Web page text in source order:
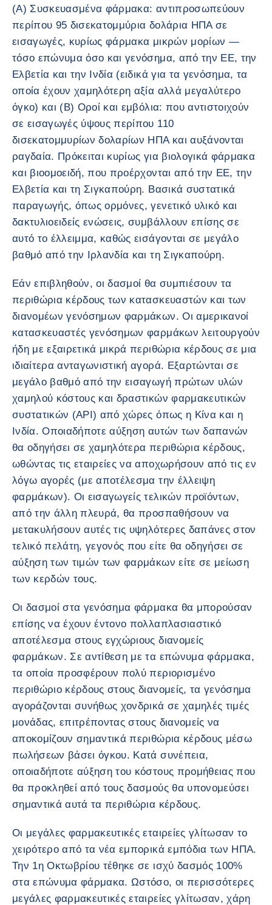
(Α) Συσκευασμένα φάρμακα: αντιπροσωπεύουν
περίπου 95 δισεκατομμύρια δολάρια ΗΠΑ σε
εισαγωγές, κυρίως φάρμακα μικρών μορίων —
τόσο επώνυμα όσο και γενόσημα, από την ΕΕ, την
Ελβετία και την Ινδία (ειδικά για τα γενόσημα, τα
οποία έχουν χαμηλότερη αξία αλλά μεγαλύτερο
όγκο) και (Β) Οροί και εμβόλια: που αντιστοιχούν
σε εισαγωγές ύψους περίπου 110
δισεκατομμυρίων δολαρίων ΗΠΑ και αυξάνονται
ραγδαία. Πρόκειται κυρίως για βιολογικά φάρμακα
και βιοομοειδή, που προέρχονται από την ΕΕ, την
Ελβετία και τη Σιγκαπούρη. Βασικά συστατικά
παραγωγής, όπως ορμόνες, γενετικό υλικό και
δακτυλιοειδείς ενώσεις, συμβάλλουν επίσης σε
αυτό το έλλειμμα, καθώς εισάγονται σε μεγάλο
βαθμό από την Ιρλανδία και τη Σιγκαπούρη.
Εάν επιβληθούν, οι δασμοί θα συμπιέσουν τα
περιθώρια κέρδους των κατασκευαστών και των
διανομέων γενόσημων φαρμάκων. Οι αμερικανοί
κατασκευαστές γενόσημων φαρμάκων λειτουργούν
ήδη με εξαιρετικά μικρά περιθώρια κέρδους σε μια
ιδιαίτερα ανταγωνιστική αγορά. Εξαρτώνται σε
μεγάλο βαθμό από την εισαγωγή πρώτων υλών
χαμηλού κόστους και δραστικών φαρμακευτικών
συστατικών (API) από χώρες όπως η Κίνα και η
Ινδία. Οποιαδήποτε αύξηση αυτών των δαπανών
θα οδηγήσει σε χαμηλότερα περιθώρια κέρδους,
ωθώντας τις εταιρείες να αποχωρήσουν από τις εν
λόγω αγορές (με αποτέλεσμα την έλλειψη
φαρμάκων). Οι εισαγωγείς τελικών προϊόντων,
από την άλλη πλευρά, θα προσπαθήσουν να
μετακυλήσουν αυτές τις υψηλότερες δαπάνες στον
τελικό πελάτη, γεγονός που είτε θα οδηγήσει σε
αύξηση των τιμών των φαρμάκων είτε σε μείωση
των κερδών τους.
Οι δασμοί στα γενόσημα φάρμακα θα μπορούσαν
επίσης να έχουν έντονο πολλαπλασιαστικό
αποτέλεσμα στους εγχώριους διανομείς
φαρμάκων. Σε αντίθεση με τα επώνυμα φάρμακα,
τα οποία προσφέρουν πολύ περιορισμένο
περιθώριο κέρδους στους διανομείς, τα γενόσημα
αγοράζονται συνήθως χονδρικά σε χαμηλές τιμές
μονάδας, επιτρέποντας στους διανομείς να
αποκομίζουν σημαντικά περιθώρια κέρδους μέσω
πωλήσεων βάσει όγκου. Κατά συνέπεια,
οποιαδήποτε αύξηση του κόστους προμήθειας που
θα προκληθεί από τους δασμούς θα υπονομεύσει
σημαντικά αυτά τα περιθώρια κέρδους.
Οι μεγάλες φαρμακευτικές εταιρείες γλίτωσαν το
χειρότερο από τα νέα εμπορικά εμπόδια των ΗΠΑ.
Την 1η Οκτωβρίου τέθηκε σε ισχύ δασμός 100%
στα επώνυμα φάρμακα. Ωστόσο, οι περισσότερες
μεγάλες φαρμακευτικές εταιρείες γλίτωσαν, χάρη